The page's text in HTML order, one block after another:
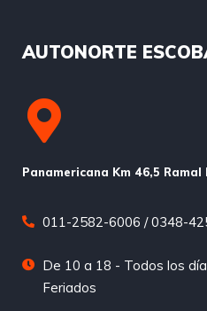
AUTONORTE
Panamericana Km 46,5 Ramal
011-2582-6006 / 0348-
De 10 a 18 - Todos los
Feriados